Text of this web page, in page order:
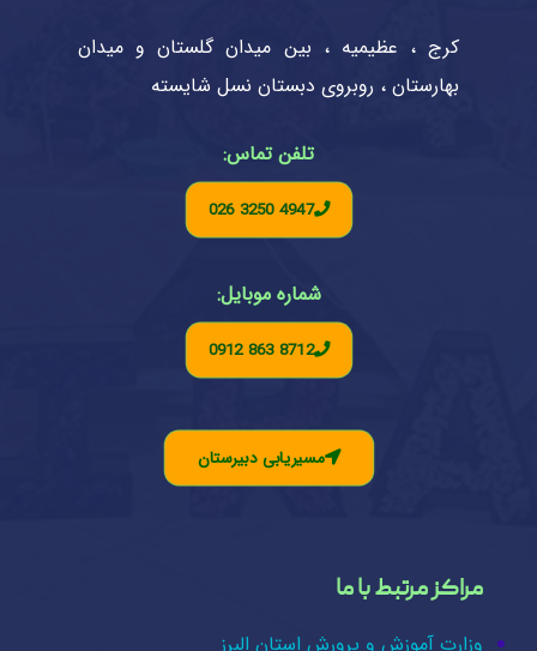
کرج ، عظیمیه ، بین میدان گلستان و میدان
بهارستان ، روبروی دبستان نسل شایسته
تلفن تماس:
026 3250 4947
شماره موبایل:
0912 863 8712
مسیریابی دبیرستان
مراکز مرتبط با ما
وزارت آموزش و پرورش استان البرز